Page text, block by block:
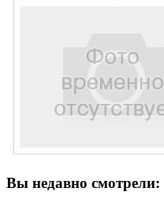
Вы недавно смотрели: